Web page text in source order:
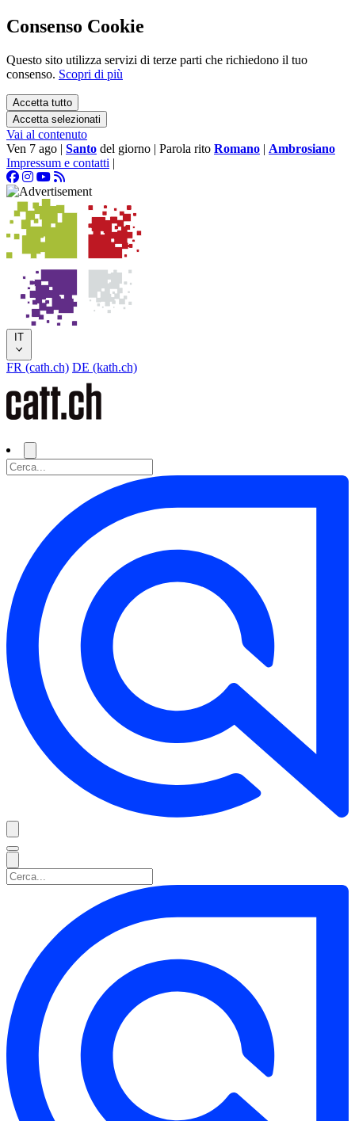
Consenso Cookie
Questo sito utilizza servizi di terze parti che richiedono il tuo
consenso. Scopri di più
Accetta tutto
Accetta selezionati
Vai al contenuto
Ven 7 ago | Santo del giorno | Parola rito Romano | Ambrosiano
Impressum e contatti |
IT
FR (cath.ch) DE (kath.ch)